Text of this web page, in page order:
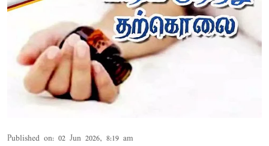
Published on: 02 Jun 2026, 8:19 am